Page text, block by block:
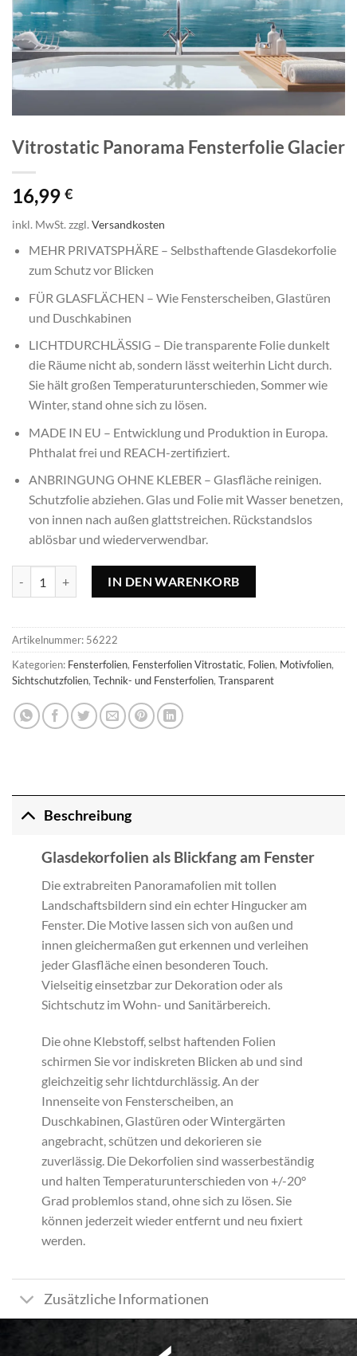
Vitrostatic Panorama Fensterfolie Glacier
16,99 €
inkl. MwSt. zzgl. Versandkosten
MEHR PRIVATSPHÄRE – Selbsthaftende Glasdekorfolie
zum Schutz vor Blicken
FÜR GLASFLÄCHEN – Wie Fensterscheiben, Glastüren
und Duschkabinen
LICHTDURCHLÄSSIG – Die transparente Folie dunkelt
die Räume nicht ab, sondern lässt weiterhin Licht durch.
Sie hält großen Temperaturunterschieden, Sommer wie
Winter, stand ohne sich zu lösen.
MADE IN EU – Entwicklung und Produktion in Europa.
Phthalat frei und REACH-zertifiziert.
ANBRINGUNG OHNE KLEBER – Glasfläche reinigen.
Schutzfolie abziehen. Glas und Folie mit Wasser benetzen,
von innen nach außen glattstreichen. Rückstandslos
ablösbar und wiederverwendbar.
IN DEN WARENKORB
Artikelnummer: 56222
Kategorien: Fensterfolien, Fensterfolien Vitrostatic, Folien, Motivfolien,
Sichtschutzfolien, Technik- und Fensterfolien, Transparent
Beschreibung
Glasdekorfolien als Blickfang am Fenster
Die extrabreiten Panoramafolien mit tollen
Landschaftsbildern sind ein echter Hingucker am
Fenster. Die Motive lassen sich von außen und
innen gleichermaßen gut erkennen und verleihen
jeder Glasfläche einen besonderen Touch.
Vielseitig einsetzbar zur Dekoration oder als
Sichtschutz im Wohn- und Sanitärbereich.
Die ohne Klebstoff, selbst haftenden Folien
schirmen Sie vor indiskreten Blicken ab und sind
gleichzeitig sehr lichtdurchlässig. An der
Innenseite von Fensterscheiben, an
Duschkabinen, Glastüren oder Wintergärten
angebracht, schützen und dekorieren sie
zuverlässig. Die Dekorfolien sind wasserbeständig
und halten Temperaturunterschieden von +/-20°
Grad problemlos stand, ohne sich zu lösen. Sie
können jederzeit wieder entfernt und neu fixiert
werden.
Zusätzliche Informationen